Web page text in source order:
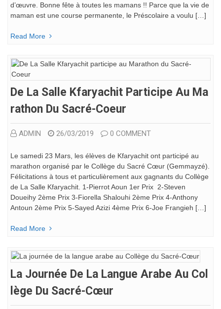
d’œuvre. Bonne fête à toutes les mamans !! Parce que la vie de
maman est une course permanente, le Préscolaire a voulu […]
Read More
De La Salle Kfaryachit Participe Au Ma
Rathon Du Sacré-Coeur
ADMIN 26/03/2019 0 COMMENT
Le samedi 23 Mars, les élèves de Kfaryachit ont participé au
marathon organisé par le Collège du Sacré Cœur (Gemmayzé).
Félicitations à tous et particulièrement aux gagnants du Collège
de La Salle Kfaryachit. 1-Pierrot Aoun 1er Prix 2-Steven
Doueihy 2ème Prix 3-Fiorella Shalouhi 2ème Prix 4-Anthony
Antoun 2ème Prix 5-Sayed Azizi 4ème Prix 6-Joe Frangieh […]
Read More
La Journée De La Langue Arabe Au Col
Lège Du Sacré-Cœur